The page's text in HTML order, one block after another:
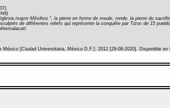
mayor Mêxihco ", la pierre en forme de meule, ronde, la pierre du
de différentes reliefs qui représente la conquête par Tizoc de 15
[Ciudad Universitaria, México D.F.]: 2012 [29-08-2020]. Disponible